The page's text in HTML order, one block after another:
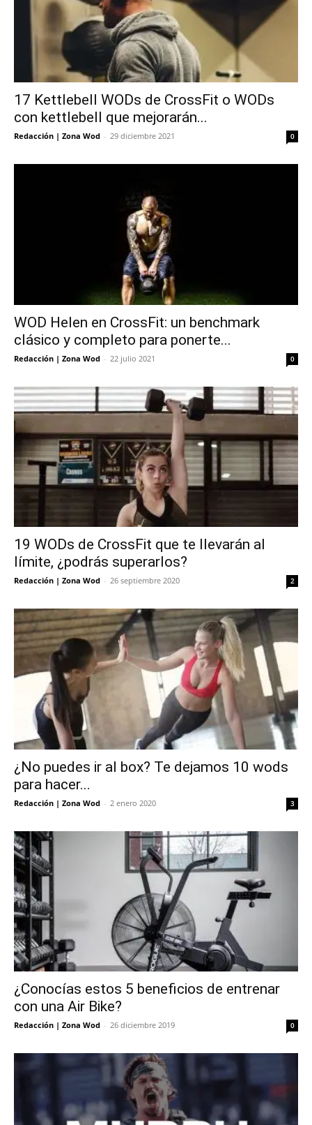
17 Kettlebell WODs de CrossFit o WODs
con kettlebell que mejorarán...
Redacción | Zona Wod - 29 diciembre 2021 0
WOD Helen en CrossFit: un benchmark
clásico y completo para ponerte...
Redacción | Zona Wod - 22 julio 2021 0
19 WODs de CrossFit que te llevarán al
límite, ¿podrás superarlos?
Redacción | Zona Wod - 26 septiembre 2020 2
¿No puedes ir al box? Te dejamos 10 wods
para hacer...
Redacción | Zona Wod - 2 enero 2020 3
¿Conocías estos 5 beneficios de entrenar
con una Air Bike?
Redacción | Zona Wod - 26 diciembre 2019 0